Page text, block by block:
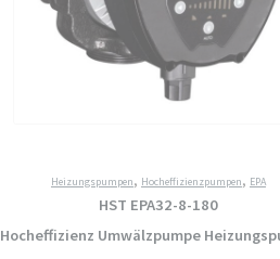
Heizungspumpen, Hocheffizienzpumpen, EPA
HST EPA32-8-180
Hocheffizienz Umwälzpumpe